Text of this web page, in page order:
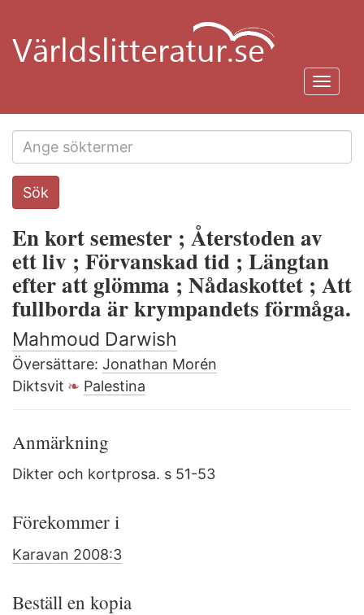
huvudinnehåll
Search
this
Sök
En kort semester ; Återstoden av
ett liv ; Förvanskad tid ; Längtan
efter att glömma ; Nådaskottet ; Att
fullborda är krympandets förmåga.
Mahmoud Darwish
Översättare: Jonathan Morén
Diktsvit
Palestina
Anmärkning
Dikter och kortprosa. s 51-53
Förekommer i
Karavan 2008:3
Beställ en kopia